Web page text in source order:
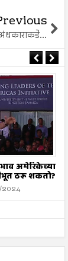
पाठीशी
उभे राहावे...!
2024